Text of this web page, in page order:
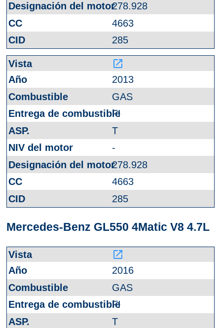
278.928
4663
285
launch
2013
GAS
FI
T
-
278.928
4663
285
Mercedes-Benz GL550 4Matic V8 4.7L
launch
2016
GAS
FI
T